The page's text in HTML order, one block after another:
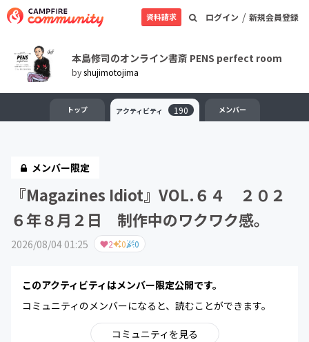
ログイン / 新規会員登録
資料請求
本島修司のオンライン書斎 PENS perfect room
byshujimotojima
トップ アクティビティ 190 メンバー
メンバー限定
『Magazines Idiot』VOL.６４ ２０２
６年８月２日 制作中のワクワク感。
2026/08/04 01:25 2 0 0
このアクティビティはメンバー限定公開です。
コミュニティのメンバーになると、読むことができます。
コミュニティを見る